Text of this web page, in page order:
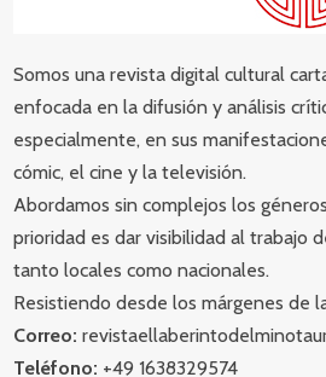
Somos una revista digital cultural
enfocada en la difusión y análisis
especialmente, en sus
cómic, el cine y la televisión.
Abordamos sin complejos los
prioridad es dar visibilidad al trabajo
tanto locales como nacionales.
Resistiendo desde los márgenes de
Correo:
Teléfono: +49 1638329574